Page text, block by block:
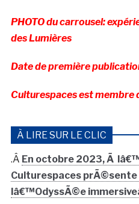
PHOTO du carrousel:
des Lumières
Date de première
Culturespaces est membre
À LIRE SUR LE CLIC
.Â En octobre 2023, Ã
Culturespaces
lâ€™OdyssÃ©e